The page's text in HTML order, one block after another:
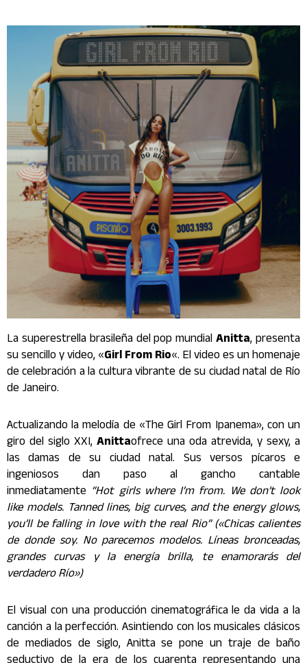
La superestrella brasileña del pop mundialAnitta, presenta
su sencillo y video, «Girl From Rio«. El video es un homenaje
de celebración a la cultura vibrante de su ciudad natal de Río
de Janeiro.
Actualizando la melodía de «The Girl From Ipanema», con un
giro del siglo XXI, Anittaofrece una oda atrevida, y sexy, a
las damas de su ciudad natal. Sus versos pícaros e
ingeniosos dan paso al gancho cantable
inmediatamente “Hot girls where I’m from. We don’t look
like models. Tanned lines, big curves, and the energy glows,
you’ll be falling in love with the real Rio” («Chicas calientes
de donde soy. No parecemos modelos. Líneas bronceadas,
grandes curvas y la energía brilla, te enamorarás del
verdadero Río»)
El visual con una producción cinematográfica le da vida a la
canción a la perfección. Asintiendo con los musicales clásicos
de mediados de siglo, Anitta se pone un traje de baño